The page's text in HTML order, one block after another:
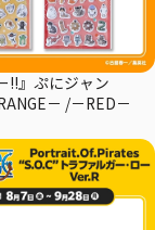
!!』ぷにジャン
－ /－RED－